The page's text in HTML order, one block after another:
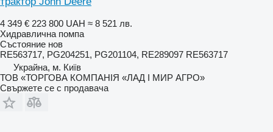
4 349 € 223 800 UAH ≈ 8 521 лв.
Хидравлична помпа
Състояние нов
RE563717, PG204251, PG201104, RE289097 RE563717
Украйна, м. Київ
ТОВ «ТОРГОВА КОМПАНІЯ «ЛАД І МИР АГРО»
Свържете се с продавача